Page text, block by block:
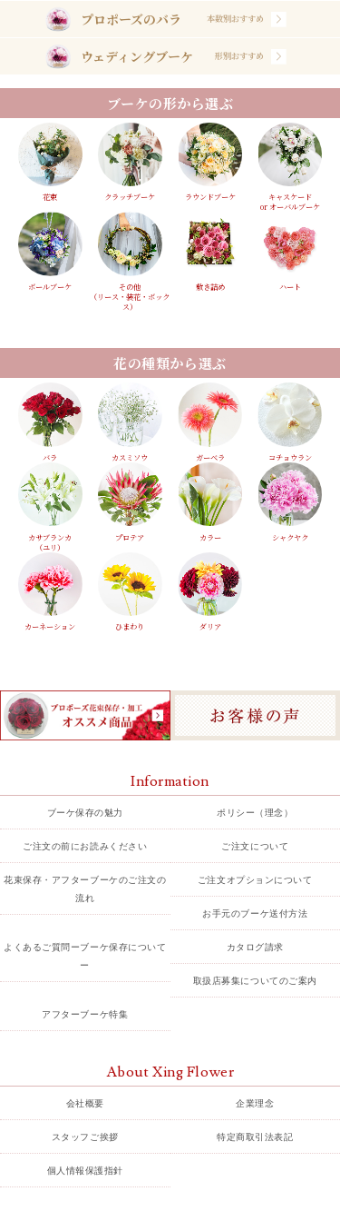
プロポーズのバラ 本数別おすすめ
ウェディングブーケ 形別おすすめ
ブーケの形から選ぶ
花束 クラッチブーケ ラウンドブーケ
キャスケード
or オーバルブーケ
ボールブーケ
その他
（リース・装花・ボック
ス）
敷き詰め ハート
花の種類から選ぶ
バラ カスミソウ ガーベラ コチョウラン
カサブランカ
（ユリ）
プロテア カラー シャクヤク
カーネーション ひまわり ダリア
Information
ブーケ保存の魅力 ポリシー（理念）
ご注文の前にお読みください ご注文について
花束保存・アフターブーケのご注文の
流れ
ご注文オプションについて
お手元のブーケ送付方法
よくあるご質問ーブーケ保存について
ー
カタログ請求
取扱店募集についてのご案内
アフターブーケ特集
About Xing Flower
会社概要 企業理念
スタッフご挨拶 特定商取引法表記
個人情報保護指針